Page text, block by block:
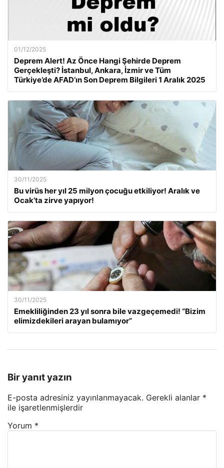
01/12/2025
Deprem Alert! Az Önce Hangi Şehirde Deprem
Gerçekleşti? İstanbul, Ankara, İzmir ve Tüm
Türkiye’de AFAD’ın Son Deprem Bilgileri 1 Aralık 2025
30/11/2025
Bu virüs her yıl 25 milyon çocuğu etkiliyor! Aralık ve
Ocak’ta zirve yapıyor!
30/11/2025
Emekliliğinden 23 yıl sonra bile vazgeçemedi! “Bizim
elimizdekileri arayan bulamıyor”
Bir yanıt yazın
E-posta adresiniz yayınlanmayacak. Gerekli alanlar *
ile işaretlenmişlerdir
Yorum *